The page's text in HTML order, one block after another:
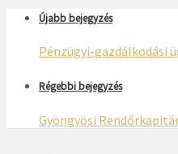
Újabb bejegyzés
Pénzügyi-gazdálkodási
Régebbi bejegyzés
Gyöngyösi